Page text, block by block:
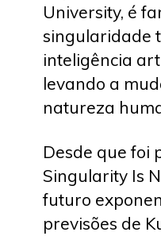
University, é
singularidade
inteligência
levando a
natureza
Desde que foi
Singularity Is
futuro
previsões de